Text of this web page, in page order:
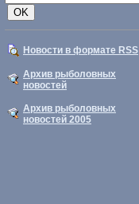
Новости в формате RSS
Архив рыболовных
новостей
Архив рыболовных
новостей 2005